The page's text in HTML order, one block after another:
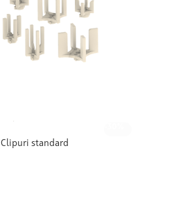
Clipuri standard